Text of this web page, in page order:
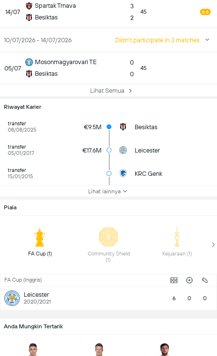
14/07
Spartak Trnava
Besiktas
3
2
45 6.6
10/07/2026 - 14/07/2026 Didn't participate in 3 matches
05/07
Mosonmagyarovari TE
Besiktas
0
0
45
Lihat Semua
Riwayat Karier
transfer
08/08/2025
€9.5M Besiktas
transfer
05/01/2017
€17.6M Leicester
transfer
15/01/2015
KRC Genk
Lihat lainnya
Piala
FA Cup (1)
Community Shield
(1)
FA Cup (Inggris)
Leicester
2020/2021 6 0 0
Anda Mungkin Tertarik